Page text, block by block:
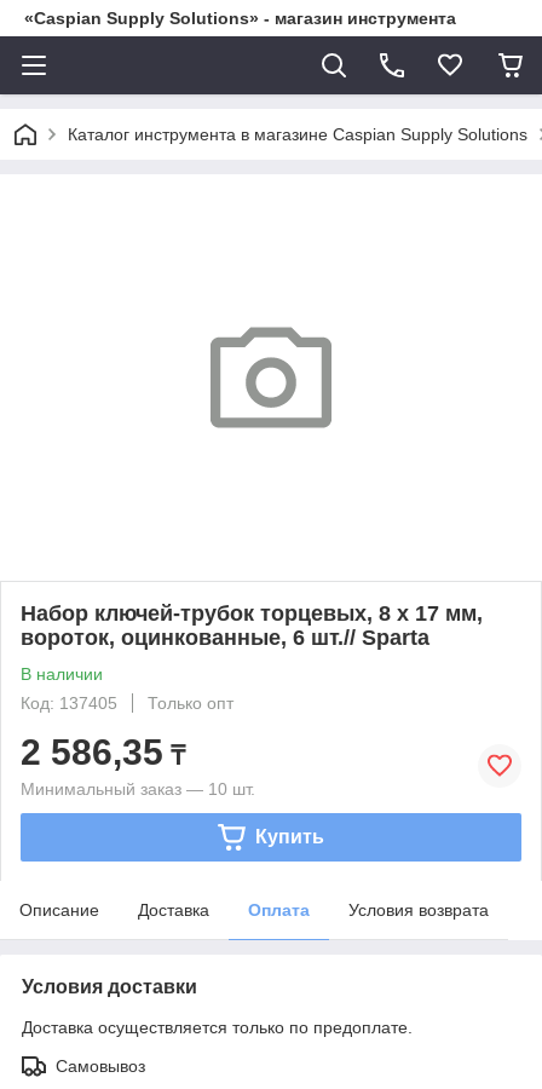
«Caspian Supply Solutions» - магазин инструмента
Каталог инструмента в магазине Caspian Supply Solutions
Набор ключей-трубок торцевых, 8 х 17 мм,
вороток, оцинкованные, 6 шт.// Sparta
В наличии
Код: 137405
Только опт
2 586,35 ₸
Минимальный заказ — 10 шт.
Купить
Описание Доставка Оплата Условия возврата
Условия доставки
Доставка осуществляется только по предоплате.
Самовывоз